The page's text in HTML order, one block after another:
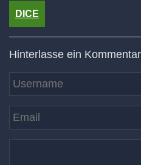
DICE
Hinterlasse ein Kommentar